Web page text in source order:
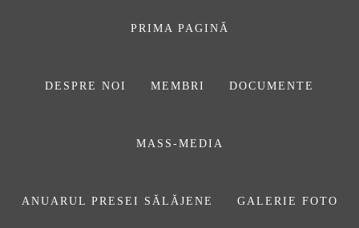
PRIMA PAGINĂ
DESPRE NOI MEMBRI DOCUMENTE
MASS-MEDIA
ANUARUL PRESEI SĂLĂJENE GALERIE FOTO
ASOCIAŢIA
DIN SĂLAJ